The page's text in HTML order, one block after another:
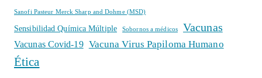
Sanofi Pasteur Merck Sharp and Dohme (MSD)
Sensibilidad Química Múltiple Sobornos a médicos Vacunas
Vacunas Covid-19 Vacuna Virus Papiloma Humano
Ética